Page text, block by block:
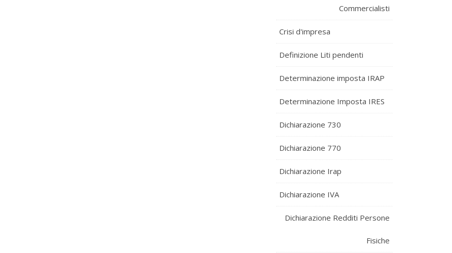
Commercialisti
Crisi d'impresa
Definizione Liti pendenti
Determinazione imposta IRAP
Determinazione Imposta IRES
Dichiarazione 730
Dichiarazione 770
Dichiarazione Irap
Dichiarazione IVA
Dichiarazione Redditi Persone
Fisiche